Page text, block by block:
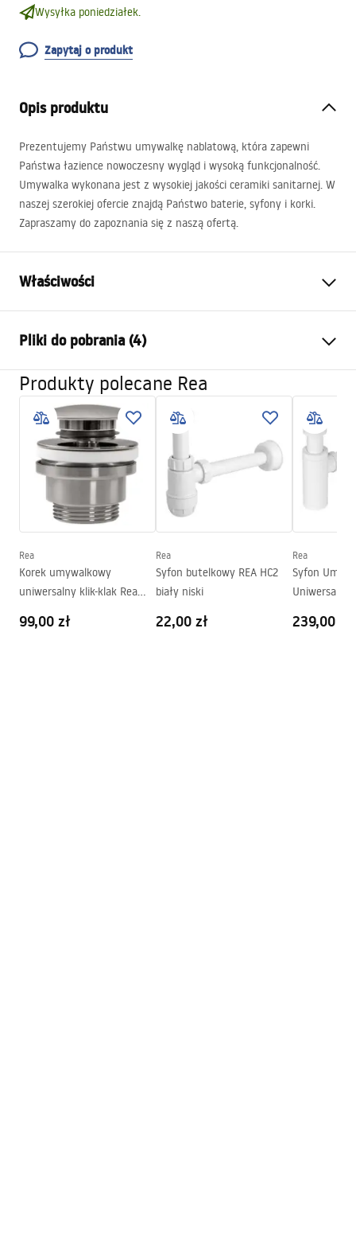
Wysyłka poniedziałek.
Zapytaj o produkt
Opis produktu
Prezentujemy Państwu umywalkę nablatową, która zapewni
Państwa łazience nowoczesny wygląd i wysoką funkcjonalność.
Umywalka wykonana jest z wysokiej jakości ceramiki sanitarnej. W
naszej szerokiej ofercie znajdą Państwo baterie, syfony i korki.
Zapraszamy do zapoznania się z naszą ofertą.
Właściwości
Materiał:
Kolor:
Biały
Wykończenie:
Połysk
Długość:
505
Szerokość (mm):
Wysokość (mm):
140mm
Głębokość (mm):
Kształt:
Otwór na baterię:
Otwór przelewowy
Nie
Pliki do pobrania (4)
Instrukcja montażu
Basin.pdf
Karta produktu
UMYWALKA MERY - NABLATOWA.pdf
Deklaracja Właściwości Użytkowych
Warranty_Terms_and_Conditions_Basins_-_5.pdf
Produkty polecane Rea
Rea
Korek umywalkowy
uniwersalny klik-klak Rea
99,00 zł
Rea
Syfon butelkowy REA HC2
biały niski
22,00 zł
Rea
Syfon
Uniwersalny
239,00 zł